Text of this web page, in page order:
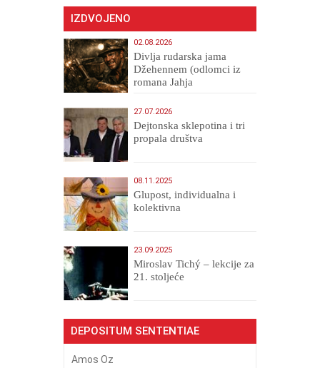
IZDVOJENO
02.08.2026
Divlja rudarska jama
Džehennem (odlomci iz
romana Jahja
27.07.2026
Dejtonska sklepotina i tri
propala društva
08.11.2025
Glupost, individualna i
kolektivna
23.09.2025
Miroslav Tichý – lekcije za
21. stoljeće
DEPOSITUM SENTENTIAE
Amos Oz